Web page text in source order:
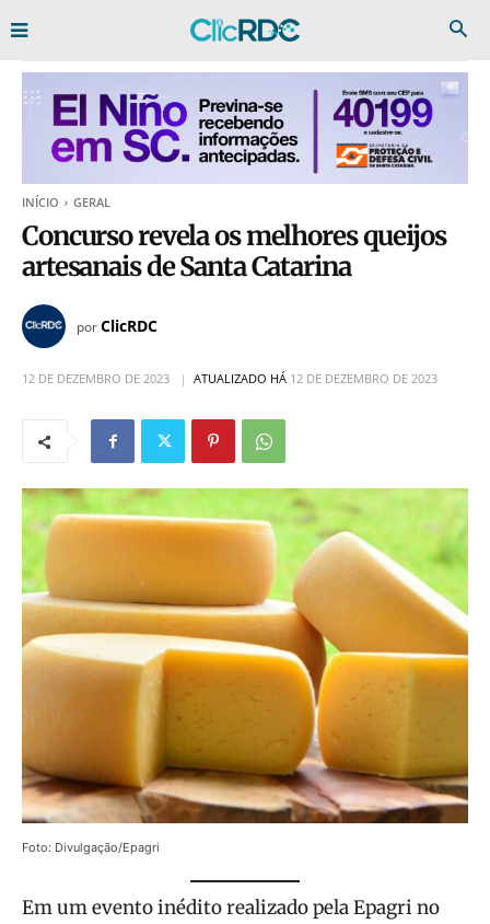
INÍCIO GERAL
Concurso revela os melhores queijos
artesanais de Santa Catarina
porClicRDC
12 DE DEZEMBRO DE 2023 ATUALIZADO HÁ 12 DE DEZEMBRO DE 2023
Foto: Divulgação/Epagri
Em um evento inédito realizado pela Epagri no